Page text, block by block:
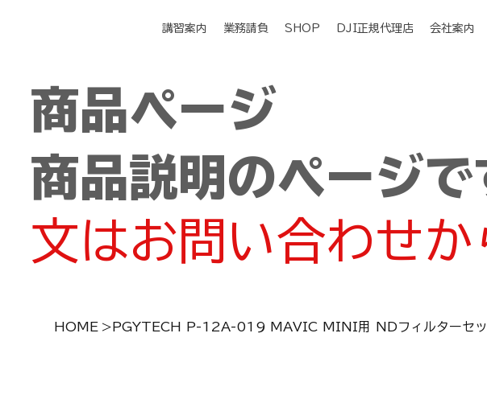
講習案内 業務請負 SHOP DJI正規代理店 会社案内
商品ページ
商品説明のページで
文はお問い合わせか
HOME > PGYTECH P-12A-019 MAVIC MINI用 NDフィルターセッ